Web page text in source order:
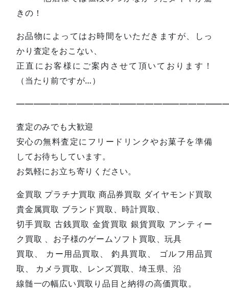
きの！
お品物によってはお時間をいただきますが、しっ
かり査定をおこない、
正直にお客様にご案内させて頂いております！
（当たり前ですが…）
査定のみでも大歓迎
安心の無料査定にフリードリンクやお菓子を準備
してお待ちしています。
お気軽にお立ち寄りください。
金買取 プラチナ買取 商品券買取 ダイヤモンド買取
貴金属買取 ブランド買取、時計買取、
切手買取 古銭買取 金貨買取 銀貨買取 アンティー
ク買取 、お子様のゲームソフト買取、玩具
買取、 カー用品買取、 釣具買取、 ゴルフ用品買
取、 カメラ買取、レンズ買取、埼玉県、沿
線髄一の幅広い買取り品目と納得の高価買取。